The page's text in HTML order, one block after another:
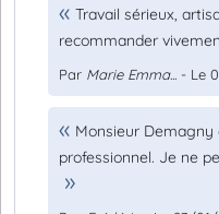
Travail sérieux,
recommander
Par Marie Emma... - Le
Monsieur
professionnel. Je ne